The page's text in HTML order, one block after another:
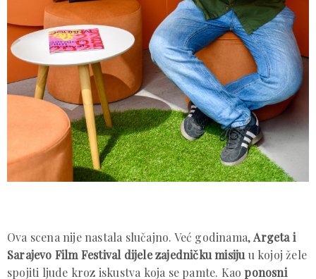
Ova scena nije nastala slučajno. Već godinama,Argeta i
Sarajevo Film Festival dijele zajedničku misiju u kojoj žele
spojiti ljude kroz iskustva koja se pamte. Kaoponosni